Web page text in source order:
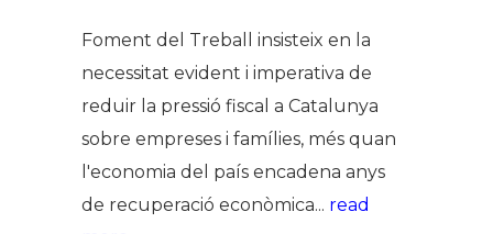
Foment del Treball insisteix en la
necessitat evident i imperativa de
reduir la pressió fiscal a Catalunya
sobre empreses i famílies, més quan
l'economia del país encadena anys
de recuperació econòmica... read